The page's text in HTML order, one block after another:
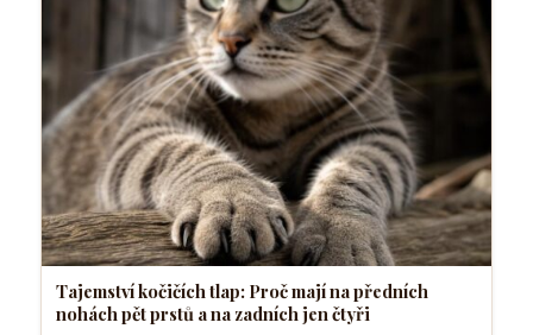
Tajemství kočičích tlap: Proč mají na předních
nohách pět prstů a na zadních jen čtyři